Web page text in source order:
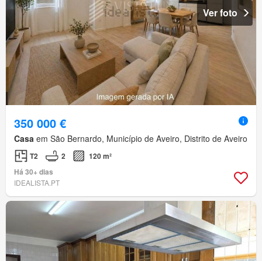
Ver foto
350 000 €
Casa em São Bernardo, Município de Aveiro, Distrito de Aveiro
T2 2
120 m²
Há 30+ dias
IDEALISTA.PT